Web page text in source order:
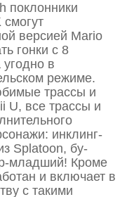
поклонники
смогут
версией Mario
гонки с 8
угодно в
режиме.
трассы и
U, все трассы и
инклинг-
Splatoon, бу-
младший! Кроме
и включает в
с такими